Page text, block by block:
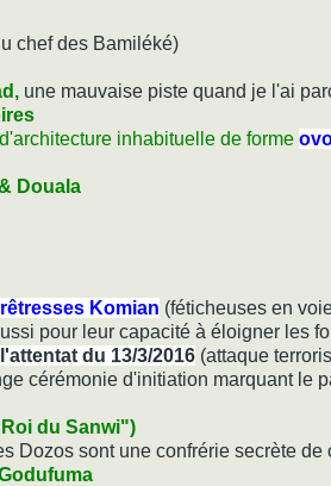
chef des Bamiléké)
une mauvaise piste quand je l'ai
inhabituelle de forme
Douala
Komian (féticheuses en
pour leur capacité à éloigner les
du 13/3/2016 (attaque
cérémonie d'initiation marquant le
du Sanwi")
Dozos sont une confrérie secrète